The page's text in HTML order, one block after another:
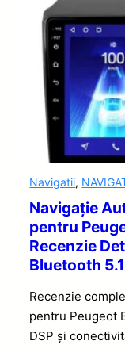
Navigatii,
Navigație
pentru
Recenzie
Bluetooth 5.1
Recenzie
pentru Peugeot
DSP și